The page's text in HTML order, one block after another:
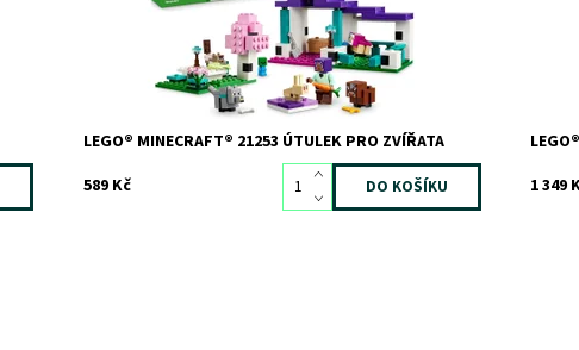
LEGO® MINECRAFT® 21253 ÚTULEK PRO ZVÍŘATA
589 Kč
1 349